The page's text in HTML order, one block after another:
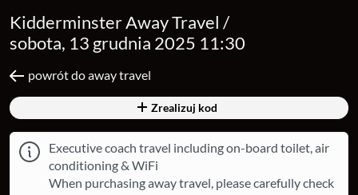
Kidderminster Away Travel /
sobota, 13 grudnia 2025 11:30
powrót do away travel
Zrealizuj kod
Executive coach travel including on-board toilet, air
conditioning & WiFi
When purchasing away travel, please carefully check